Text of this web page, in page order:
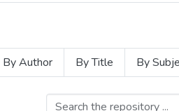
By Author By Title By